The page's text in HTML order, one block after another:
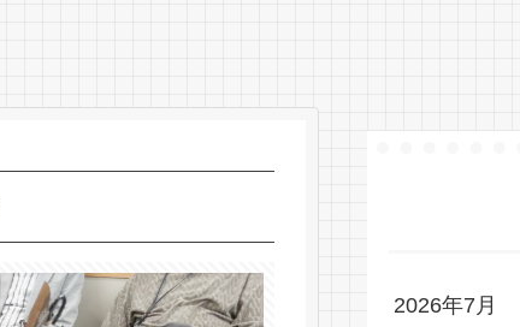
2026年7月